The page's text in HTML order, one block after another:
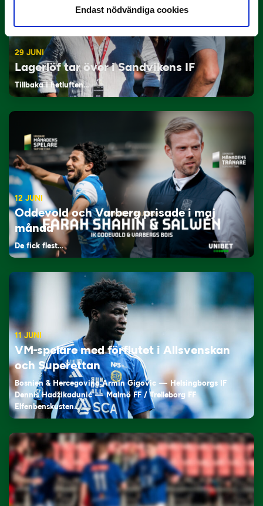
Endast nödvändiga cookies
29 JUNI
Lagerlöf tar över i Sandvikens IF
Tillbaka i hetluften…
12 JUNI
Oddevold och Varberg prisade i maj
månad
De fick flest…
11 JUNI
VM-spelare med förflutet i Allsvenskan
och Superettan
Bosnien & Hercegovina Armin Gigovic — Helsingborgs IF
Dennis Hadžikadunić — Malmö FF / Trelleborg FF
Elfenbenskusten…